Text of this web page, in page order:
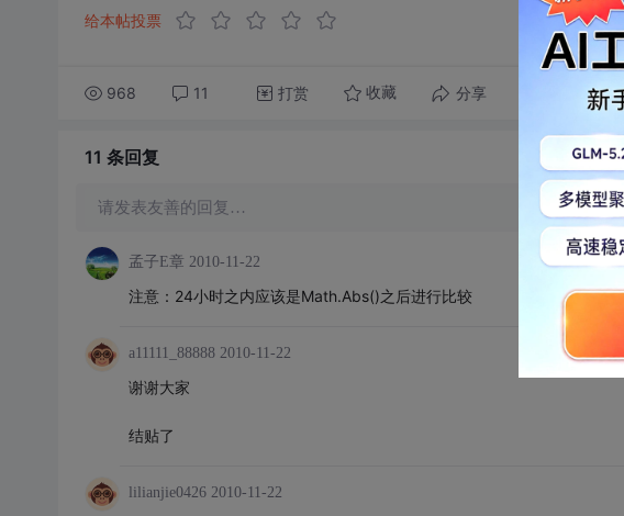
给本帖投票
968 11 打赏 收藏 分享 转发到动态
11 条回复
请发表友善的回复…
孟子E章 2010-11-22
注意：24小时之内应该是Math.Abs()之后进行比较
a11111_88888 2010-11-22
谢谢大家
结贴了
lilianjie0426 2010-11-22